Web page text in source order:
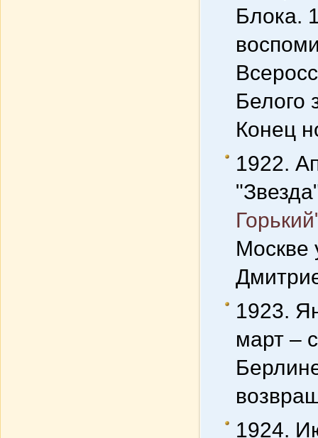
Блока.
Белого
Конец
1922.
Москве
1923.
март –
1924.